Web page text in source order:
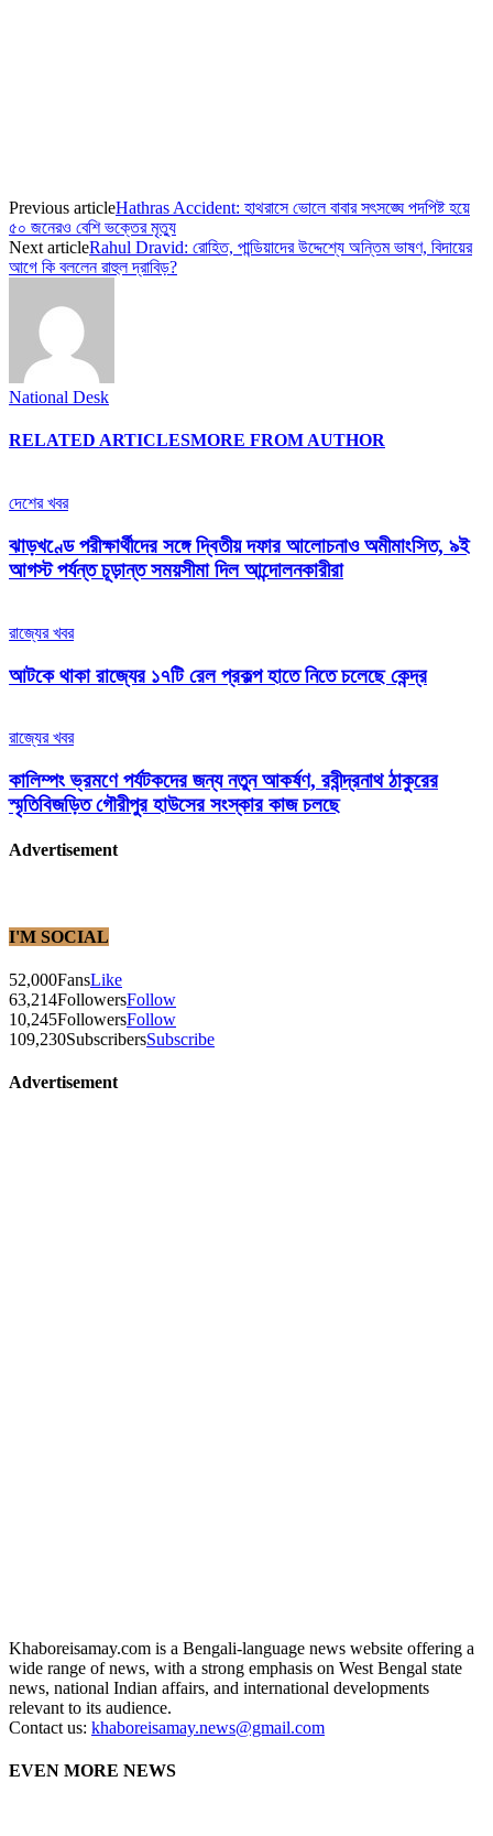
Previous articleHathras Accident: হাথরাসে ভোলে বাবার সৎসঙ্ঘে পদপিষ্ট হয়ে
৫০ জনেরও বেশি ভক্তের মৃত্যু
Next articleRahul Dravid: রোহিত, পান্ডিয়াদের উদ্দেশ্যে অন্তিম ভাষণ, বিদায়ের
আগে কি বললেন রাহুল দ্রাবিড়?
National Desk
RELATED ARTICLESMORE FROM AUTHOR
দেশের খবর
ঝাড়খণ্ডে পরীক্ষার্থীদের সঙ্গে দ্বিতীয় দফার আলোচনাও অমীমাংসিত, ৯ই
আগস্ট পর্যন্ত চূড়ান্ত সময়সীমা দিল আন্দোলনকারীরা
রাজ্যের খবর
আটকে থাকা রাজ্যের ১৭টি রেল প্রকল্প হাতে নিতে চলেছে কেন্দ্র
রাজ্যের খবর
কালিম্পং ভ্রমণে পর্যটকদের জন্য নতুন আকর্ষণ, রবীন্দ্রনাথ ঠাকুরের
স্মৃতিবিজড়িত গৌরীপুর হাউসের সংস্কার কাজ চলছে
Advertisement
I'M SOCIAL
52,000FansLike
63,214FollowersFollow
10,245FollowersFollow
109,230SubscribersSubscribe
Advertisement
Khaboreisamay.com is a Bengali-language news website offering a
wide range of news, with a strong emphasis on West Bengal state
news, national Indian affairs, and international developments
relevant to its audience.
Contact us: khaboreisamay.news@gmail.com
EVEN MORE NEWS